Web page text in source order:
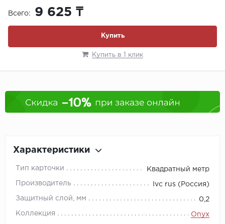
Всего: 9 625 ₸
Купить
Купить в 1 клик
Характеристики
Тип карточки Квадратный метр
Производитель Ivc rus (Россия)
Защитный слой, мм 0,2
Коллекция Onyx